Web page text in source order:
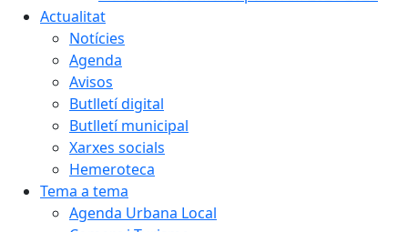
Actualitat
Notícies
Agenda
Avisos
Butlletí digital
Butlletí municipal
Xarxes socials
Hemeroteca
Tema a tema
Agenda Urbana Local